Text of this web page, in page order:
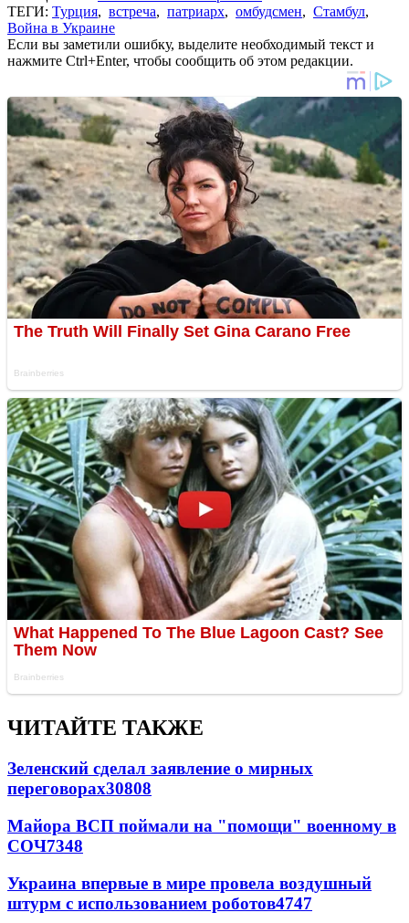
ТЕГИ: Турция, встреча, патриарх, омбудсмен, Стамбул,
Война в Украине
Если вы заметили ошибку, выделите необходимый текст и
нажмите Ctrl+Enter, чтобы сообщить об этом редакции.
ЧИТАЙТЕ ТАКЖЕ
Зеленский сделал заявление о мирных
переговорах30808
Майора ВСП поймали на "помощи" военному в
СОЧ7348
Украина впервые в мире провела воздушный
штурм с использованием роботов4747